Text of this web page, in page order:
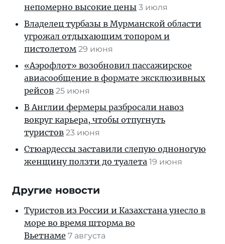
непомерно высокие цены 3 июля
Владелец турбазы в Мурманской области
угрожал отдыхающим топором и
пистолетом 29 июня
«Аэрофлот» возобновил пассажирское
авиасообщение в формате эксклюзивных
рейсов 25 июня
В Англии фермеры разбросали навоз
вокруг карьера, чтобы отпугнуть
туристов 23 июня
Стюардессы заставили слепую одноногую
женщину ползти до туалета 19 июня
Другие новости
Туристов из России и Казахстана унесло в
море во время шторма во
Вьетнаме 7 августа